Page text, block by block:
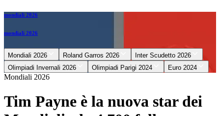
mondiali 2026
mondiali 2026
Mondiali 2026 Roland Garros 2026
Inter Scudetto 2026
Olimpiadi Invernali 2026
Olimpiadi Parigi 2024 Euro 2024
Mondiali 2026
Tim Payne è la nuova star dei